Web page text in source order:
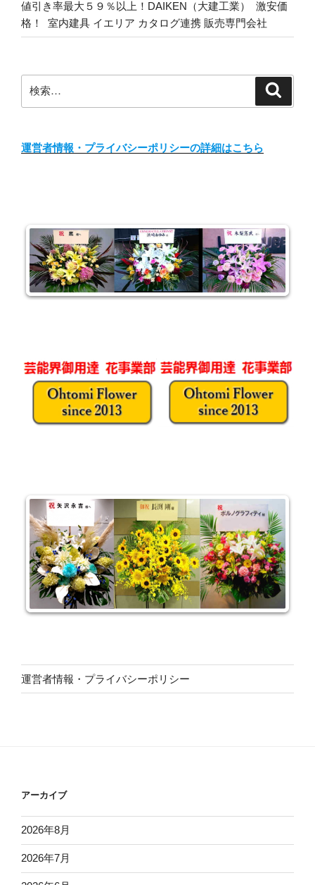
値引き率最大５９％以上！DAIKEN（大建工業） 激安価
格！ 室内建具 イエリア カタログ連携 販売専門会社
索:
運営者情報・プライバシーポリシーの詳細はこちら
運営者情報・プライバシーポリシー
アーカイブ
2026年8月
2026年7月